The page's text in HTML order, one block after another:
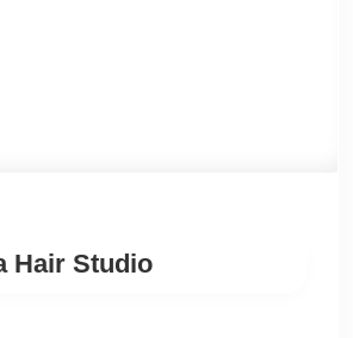
Hair Studio